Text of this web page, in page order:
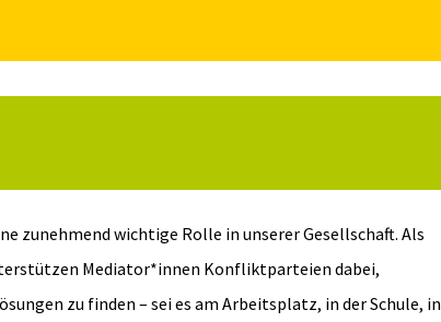
zunehmend wichtige Rolle in unserer Gesellschaft. Als
Mediator*innen Konfliktparteien dabei,
zu finden – sei es am Arbeitsplatz, in der Schule, in